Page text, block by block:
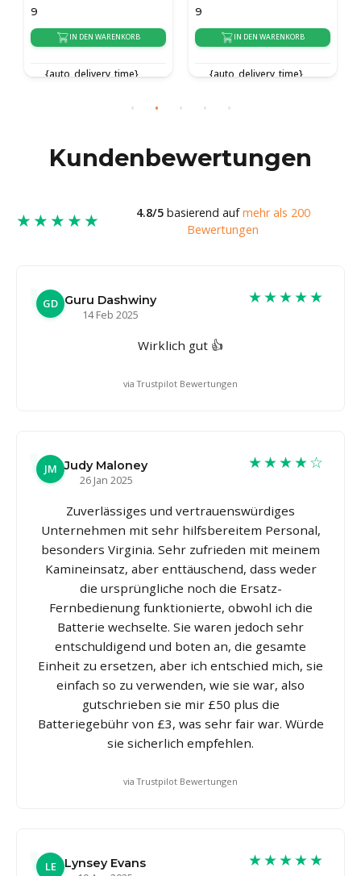
IN DEN WARENKORB
{auto_delivery_time}
IN DEN WARENKORB
{auto_delivery_time}
Kundenbewertungen
★★★★★ 4.8/5basierend aufmehr als 200
Bewertungen
GD Guru Dashwiny
14 Feb 2025
★★★★★
Wirklich gut 👍
via Trustpilot Bewertungen
JM Judy Maloney
26 Jan 2025
★★★★☆
Zuverlässiges und vertrauenswürdiges
Unternehmen mit sehr hilfsbereitem Personal,
besonders Virginia. Sehr zufrieden mit meinem
Kamineinsatz, aber enttäuschend, dass weder
die ursprüngliche noch die Ersatz-
Fernbedienung funktionierte, obwohl ich die
Batterie wechselte. Sie waren jedoch sehr
entschuldigend und boten an, die gesamte
Einheit zu ersetzen, aber ich entschied mich, sie
einfach so zu verwenden, wie sie war, also
gutschrieben sie mir £50 plus die
Batteriegebühr von £3, was sehr fair war. Würde
sie sicherlich empfehlen.
via Trustpilot Bewertungen
LE
Lynsey Evans
★★★★★